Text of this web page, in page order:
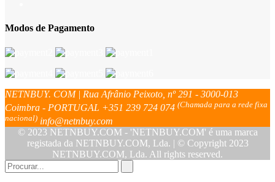
Modos de Pagamento
NETNBUY. COM | Rua Afrânio Peixoto, nº 291 - 3000-013
Coimbra - PORTUGAL +351 239 724 074 (Chamada para a rede fixa
nacional) info@netnbuy.com
© 2023 NETNBUY.COM - 'NETNBUY.COM' é uma marca
registada da NETNBUY.COM, Lda. | © Copyright 2023
NETNBUY.COM, Lda. All rights reserved.